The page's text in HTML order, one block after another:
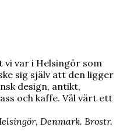
vi var i Helsingör som
sig själv att den ligger
design, antikt,
och kaffe. Väl värt ett
Denmark. Brostr.